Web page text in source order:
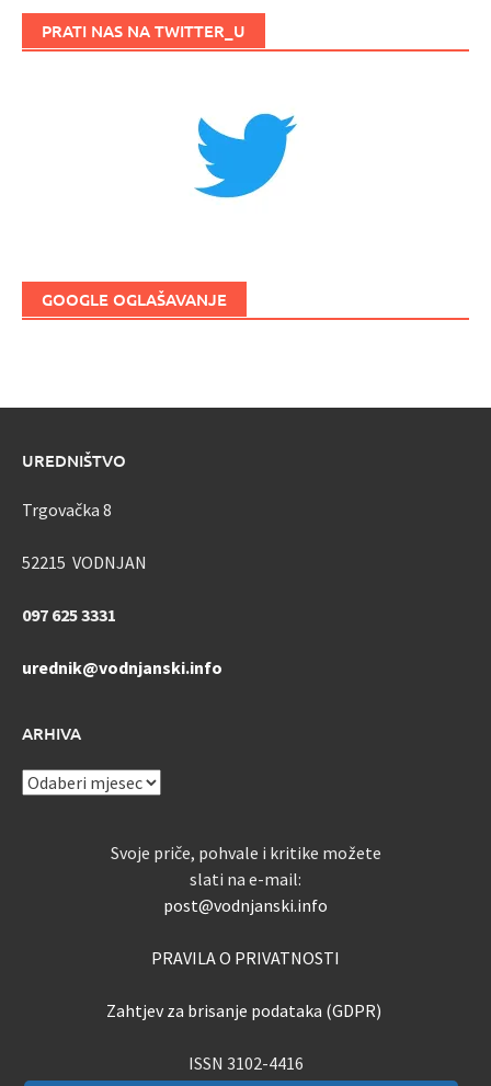
PRATI NAS NA TWITTER_U
GOOGLE OGLAŠAVANJE
UREDNIŠTVO
Trgovačka 8
52215 VODNJAN
097 625 3331
urednik@vodnjanski.info
ARHIVA
ARHIVA
Svoje priče, pohvale i kritike možete
slati na e-mail:
post@vodnjanski.info
PRAVILA O PRIVATNOSTI
Zahtjev za brisanje podataka (GDPR)
ISSN 3102-4416